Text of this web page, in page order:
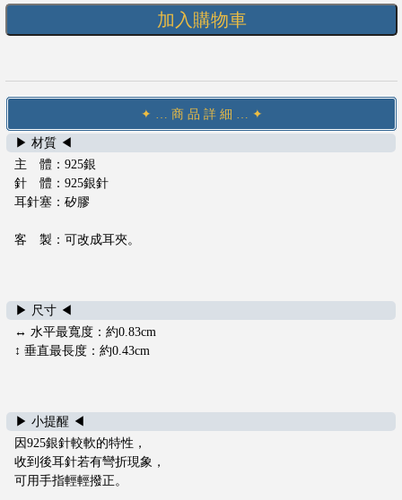
們
換
貨
政
策
務
隱
政
i
m
a
n
加入購物車
✦ … 商 品 詳 細 … ✦
▶ 材質 ◀
主 體：925銀
針 體：925銀針
耳針塞：矽膠
客 製：可改成耳夾。
▶ 尺寸 ◀
↔ 水平最寬度：約0.83cm
↕ 垂直最長度：約0.43cm
▶ 小提醒 ◀
因925銀針較軟的特性，
收到後耳針若有彎折現象，
可用手指輕輕撥正。